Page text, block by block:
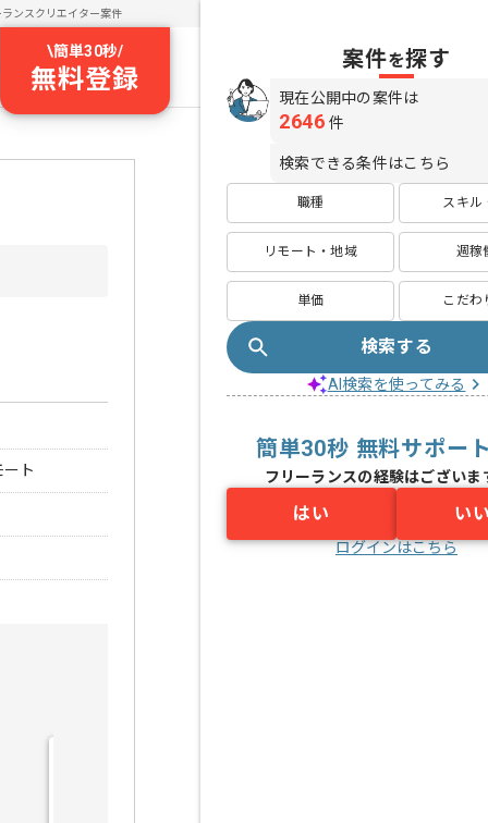
ランスクリエイター案件
\簡単30秒/
無料登録
ト
案件を探す
現在公開中の案件は
2646 件
検索できる条件はこちら
職種 スキル
リモート・地域 週稼
単価 こだわ
検索する
AI検索を使ってみる
簡単30秒 無料サポー
フリーランスの経験はございま
はい い
ログインはこちら